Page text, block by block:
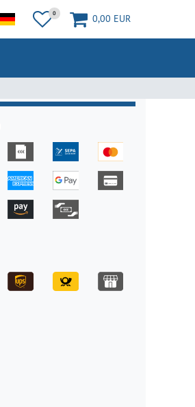
0 0,00 EUR